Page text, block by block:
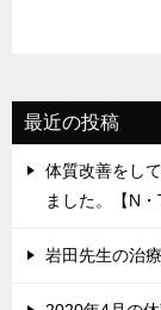
最近の投稿
体質改善をし
ました。【N・
岩田先生の治